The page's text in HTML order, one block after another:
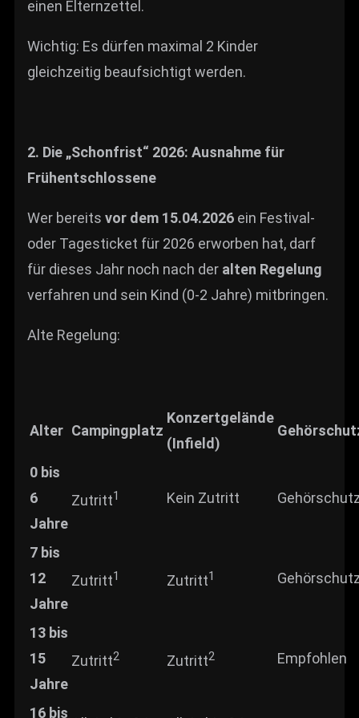
einen Elternzettel.
Wichtig: Es dürfen maximal 2 Kinder
gleichzeitig beaufsichtigt werden.
2. Die „Schonfrist“ 2026: Ausnahme für
Frühentschlossene
Wer bereits vor dem 15.04.2026 ein Festival-
oder Tagesticket für 2026 erworben hat, darf
für dieses Jahr noch nach der alten Regelung
verfahren und sein Kind (0-2 Jahre) mitbringen.
Alte Regelung:
Alter Campingplatz
Konzertgelände
(Infield)
0 bis
6
Jahre
Zutritt1 Kein Zutritt
7 bis
12
Jahre
Zutritt1 Zutritt1
13 bis
15
Jahre
Zutritt2 Zutritt2 Empfohlen
16 bis